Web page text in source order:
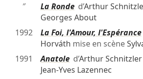
″
La Ronded’Arthur
Georges About
1992
La Foi, l'Amour, l'Espérance
Horváth mise en scène
1991
Anatoled’Arthur Schnitzler
Jean-Yves Lazennec